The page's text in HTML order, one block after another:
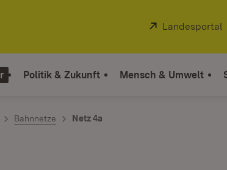
Extern:
Landesportal
Politik & Zukunft Mensch & Umwelt
Bahnnetze Netz 4a